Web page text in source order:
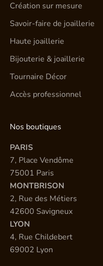
Création sur mesure
Savoir-faire de joaillerie
Haute joaillerie
Bijouterie & joaillerie
Tournaire Décor
Accès professionnel
Nos boutiques
PARIS
7, Place Vendôme
75001 Paris
MONTBRISON
2, Rue des Métiers
42600 Savigneux
LYON
4, Rue Childebert
69002 Lyon